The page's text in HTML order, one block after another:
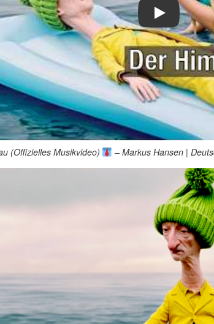
Play
(Offizielles Musikvideo) – Markus Hansen |